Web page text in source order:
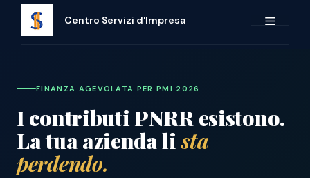
Centro Servizi d'Impresa
Home›PNRR & Finanza Agevolata
FINANZA AGEVOLATA PER PMI 2026
I contributi PNRR esistono.
La tua azienda lista
perdendo.